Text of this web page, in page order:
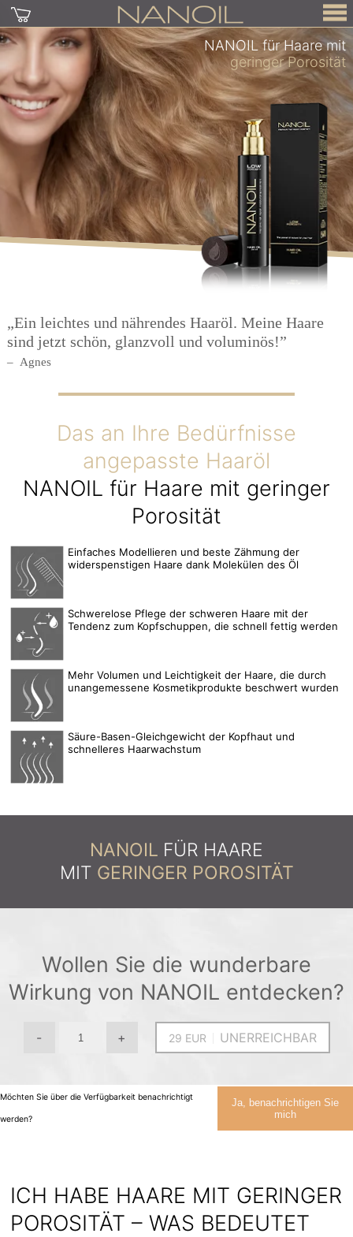
NANOIL für Haare mit
geringer Porosität
„Ein leichtes und nährendes Haaröl. Meine Haare
sind jetzt schön, glanzvoll und voluminös!”
Agnes
Das an Ihre Bedürfnisse
angepasste Haaröl
NANOIL für Haare mit geringer
Porosität
Einfaches Modellieren und beste Zähmung der
widerspenstigen Haare dank Molekülen des Öl
Schwerelose Pflege der schweren Haare mit der
Tendenz zum Kopfschuppen, die schnell fettig werden
Mehr Volumen und Leichtigkeit der Haare, die durch
unangemessene Kosmetikprodukte beschwert wurden
Säure-Basen-Gleichgewicht der Kopfhaut und
schnelleres Haarwachstum
NANOIL FÜR HAARE
MIT GERINGER POROSITÄT
Wollen Sie die wunderbare
Wirkung von NANOIL entdecken?
- + UNERREICHBAR
Möchten Sie über die Verfügbarkeit benachrichtigt
werden?
Ja, benachrichtigen Sie
mich
ICH HABE HAARE MIT GERINGER
POROSITÄT – WAS BEDEUTET